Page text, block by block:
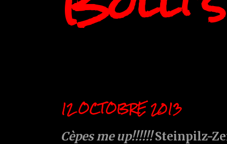
12 OCTOBRE 2013
Cèpes me up!!!!!!Steinpilz-